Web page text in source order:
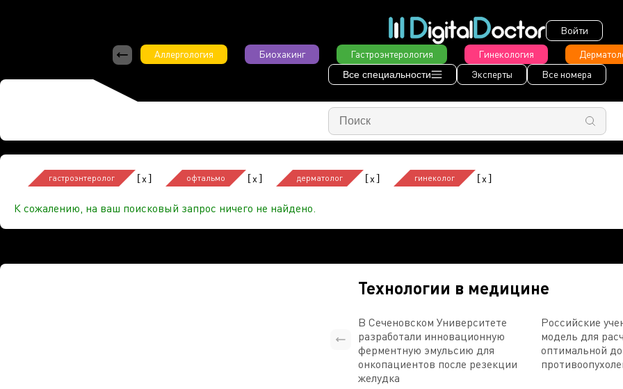
Войти
Аллергология
Биохакинг Гастроэнтерология Гинекология
Все специальности Эксперты Все номера
гастроэнтеролог [x] офтальмо [x] дерматолог [x] гинеколог [x]
К сожалению, на ваш поисковый запрос ничего не найдено.
Технологии в медицине
В Сеченовском Университете
разработали инновационную
ферментную эмульсию для
онкопациентов после резекции
желудка
Российские
модель для
оптимальной